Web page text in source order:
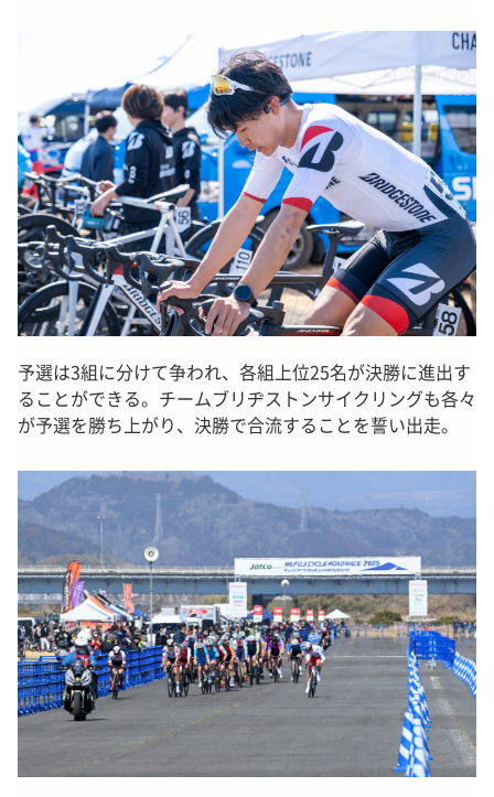
予選は3組に分けて争われ、各組上位25名が決勝に進出す
ることができる。チームブリヂストンサイクリングも各々
が予選を勝ち上がり、決勝で合流することを誓い出走。